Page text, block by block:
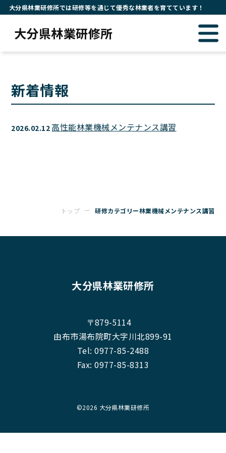
大分県林業研修所では研修等を通じて優秀な林業者を育てています！
大分県林業研修所
新着情報
2026.02.12高性能林業機械メンテナンス講習
トップ 研修カテゴリー林業機械メンテナンス講習
大分県林業研修所
〒879-5114
由布市湯布院町大字川北899-91
Tel:0977-85-2488
Fax: 0977-85-8313
©2026 大分県林業研修所